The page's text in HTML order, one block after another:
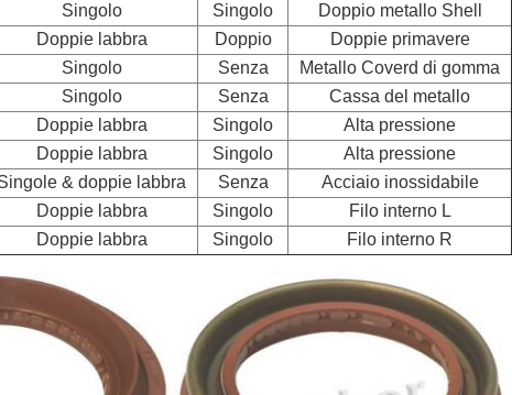
Singolo Singolo
Doppio metallo Shell
Doppie labbra Doppio
Doppie primavere
Singolo Senza
Metallo Coverd di gomma
Singolo Senza
Cassa del metallo
Doppie labbra Singolo
Alta pressione
Doppie labbra Singolo
Alta pressione
& doppie labbra Senza
Acciaio inossidabile
Doppie labbra Singolo
Filo interno L
Doppie labbra Singolo Filo interno R